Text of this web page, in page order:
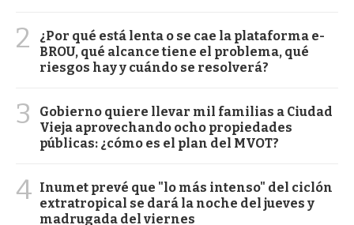
2
¿Por qué está lenta o se cae la plataforma e-
BROU, qué alcance tiene el problema, qué
riesgos hay y cuándo se resolverá?
3
Gobierno quiere llevar mil familias a Ciudad
Vieja aprovechando ocho propiedades
públicas: ¿cómo es el plan del MVOT?
4 Inumet prevé que "lo más intenso" del ciclón
extratropical se dará la noche del jueves y
madrugada del viernes